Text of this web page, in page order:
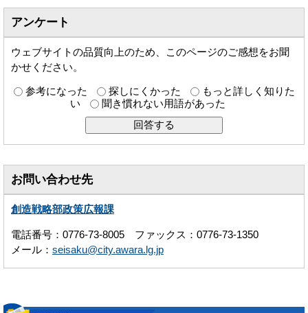
アンケート
ウェブサイトの品質向上のため、このページのご感想をお聞
かせください。
参考になった 探しにくかった
もっと詳しく知りた
い
聞き慣れない用語があった
お問い合わせ先
創造戦略部政策広報課
電話番号：0776-73-8005 ファックス：0776-73-1350
メール： seisaku@city.awara.lg.jp